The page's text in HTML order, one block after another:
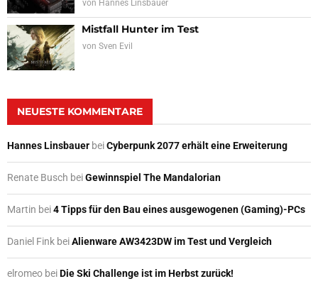
von Hannes Linsbauer
Mistfall Hunter im Test
von Sven Evil
NEUESTE KOMMENTARE
Hannes Linsbauer beiCyberpunk 2077 erhält eine Erweiterung
Renate Busch beiGewinnspiel The Mandalorian
Martin bei4 Tipps für den Bau eines ausgewogenen (Gaming)-PCs
Daniel Fink beiAlienware AW3423DW im Test und Vergleich
elromeo beiDie Ski Challenge ist im Herbst zurück!